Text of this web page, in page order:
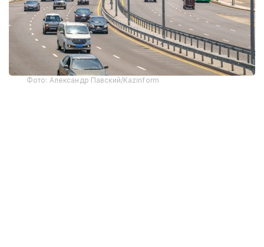
Фото: Александр Павский/Kazinform